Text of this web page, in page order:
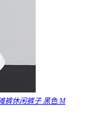
裤休闲裤子 黑色 M